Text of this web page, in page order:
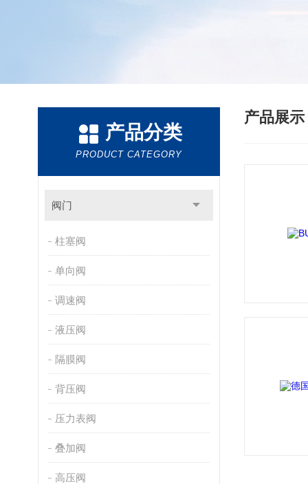
产品分类
PRODUCT CATEGORY
阀门
柱塞阀
单向阀
调速阀
液压阀
隔膜阀
背压阀
压力表阀
叠加阀
高压阀
产品展示